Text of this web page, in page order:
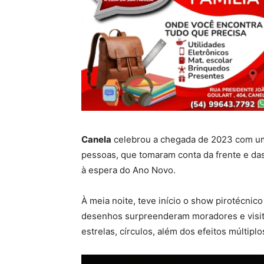
Canela celebrou a chegada de 2023 com
pessoas, que tomaram conta da frente e
à espera do Ano Novo.
À meia noite, teve início o show
desenhos surpreenderam moradores e
estrelas, círculos, além dos efeitos